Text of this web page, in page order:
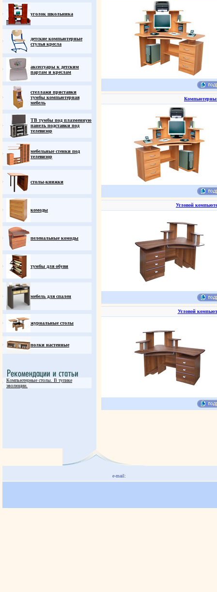
уголок школьника
детские компьютерные
стулья кресла
аксессуары к детским
партам и креслам
стеллажи приставки
тумбы компьютерная
мебель
ТВ тумбы под плазменную
панель подставки под
телевизор
мебельные стенки под
телевизор
столы-книжки
комоды
пеленальные комоды
тумбы для обуви
мебель для спален
журнальные столы
полки настенные
Компьютерные столы. В тупике
эволюции.
Угловой
Угловой
e-mail: